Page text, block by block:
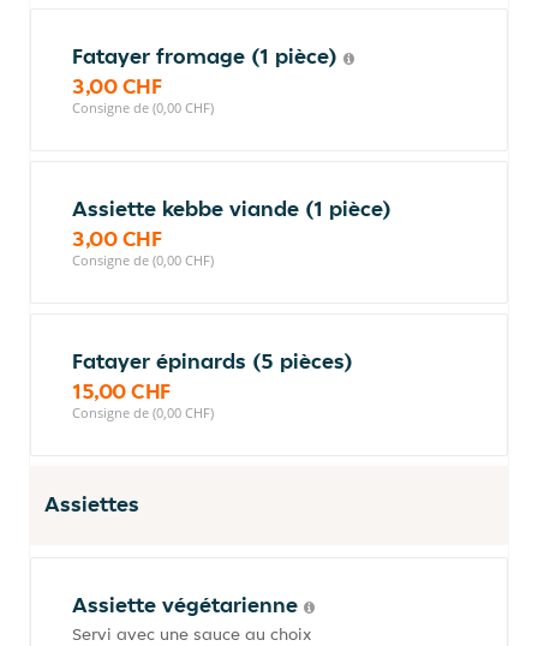
Fatayer fromage (1 pièce)
3,00 CHF
Consigne de (0,00 CHF)
Assiette kebbe viande (1 pièce)
3,00 CHF
Consigne de (0,00 CHF)
Fatayer épinards (5 pièces)
15,00 CHF
Consigne de (0,00 CHF)
Assiettes
Assiette végétarienne
Servi avec une sauce au choix